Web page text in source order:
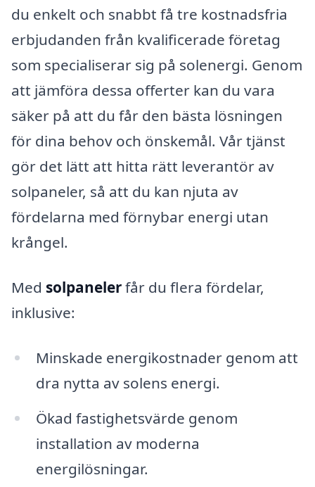
du enkelt och snabbt få tre kostnadsfria
erbjudanden från kvalificerade företag
som specialiserar sig på solenergi. Genom
att jämföra dessa offerter kan du vara
säker på att du får den bästa lösningen
för dina behov och önskemål. Vår tjänst
gör det lätt att hitta rätt leverantör av
solpaneler, så att du kan njuta av
fördelarna med förnybar energi utan
krångel.
Med solpanelerfår du flera fördelar,
inklusive:
Minskade energikostnader genom att
dra nytta av solens energi.
Ökad fastighetsvärde genom
installation av moderna
energilösningar.